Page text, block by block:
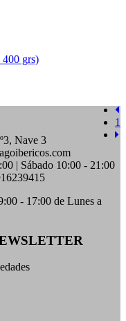
grs)
1
Nave 3
| Sábado 10:00 - 21:00
- 17:00 de Lunes a